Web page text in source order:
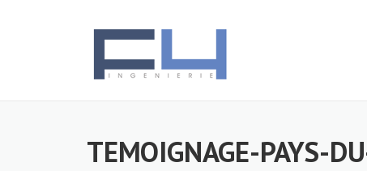
TEMOIGNAGE-PAYS-